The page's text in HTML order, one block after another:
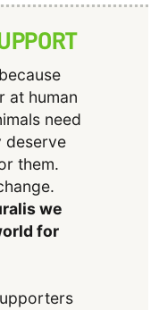
at human
need
deserve
them.
we
for